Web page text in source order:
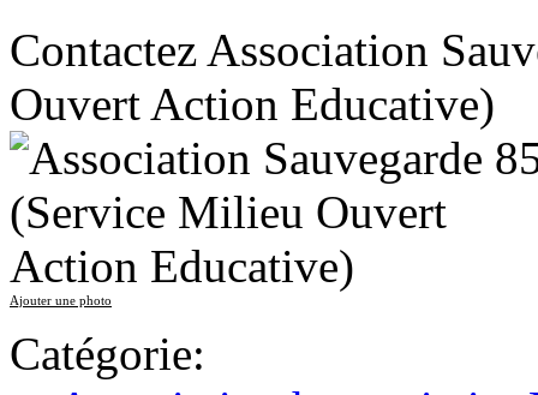
Contactez Association
Ouvert Action Educative)
Ajouter une photo
Catégorie: